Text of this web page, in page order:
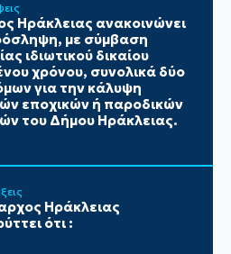
Ηράκλειας ανακοινώνει
με σύμβαση
ιδιωτικού δικαίου
χρόνου, συνολικά δύο
για την κάλυψη
εποχικών ή παροδικών
του Δήμου Ηράκλειας.
Ηράκλειας
ότι :